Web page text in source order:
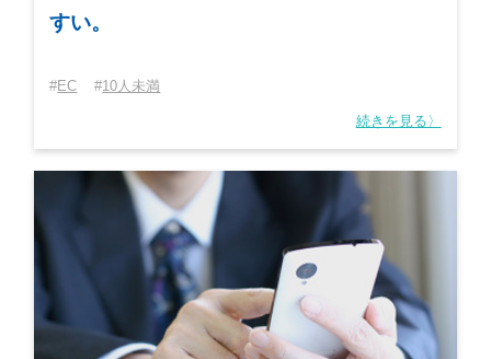
すい。
EC 10人未満
続きを見る〉